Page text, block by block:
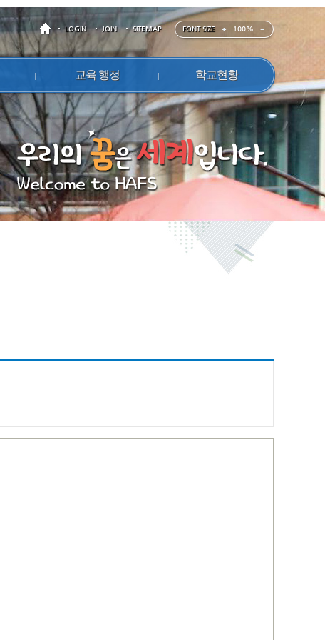
LOGIN JOIN SITEMAP FONT SIZE 100%
교육 행정 학교현황